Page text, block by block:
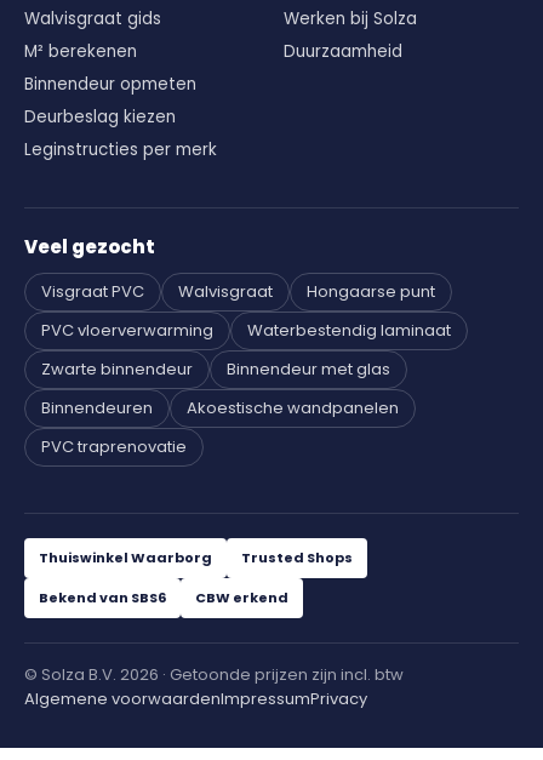
Walvisgraat gids
M² berekenen
Binnendeur opmeten
Deurbeslag kiezen
Leginstructies per merk
Werken bij Solza
Duurzaamheid
Veel gezocht
Visgraat PVC Walvisgraat
Hongaarse punt
PVC vloerverwarming
Waterbestendig laminaat
Zwarte binnendeur
Binnendeur met glas
Binnendeuren
Akoestische wandpanelen
PVC traprenovatie
Thuiswinkel Waarborg Trusted Shops
Bekend van SBS6 CBW erkend
© Solza B.V. 2026 · Getoonde prijzen zijn incl. btw
Algemene voorwaardenImpressumPrivacy